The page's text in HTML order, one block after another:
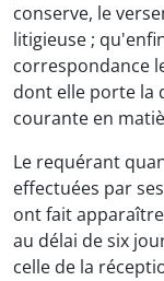
conserve, le
litigieuse ;
correspondance
dont elle porte la
courante en
Le requérant
effectuées par
ont fait
au délai de six
celle de la